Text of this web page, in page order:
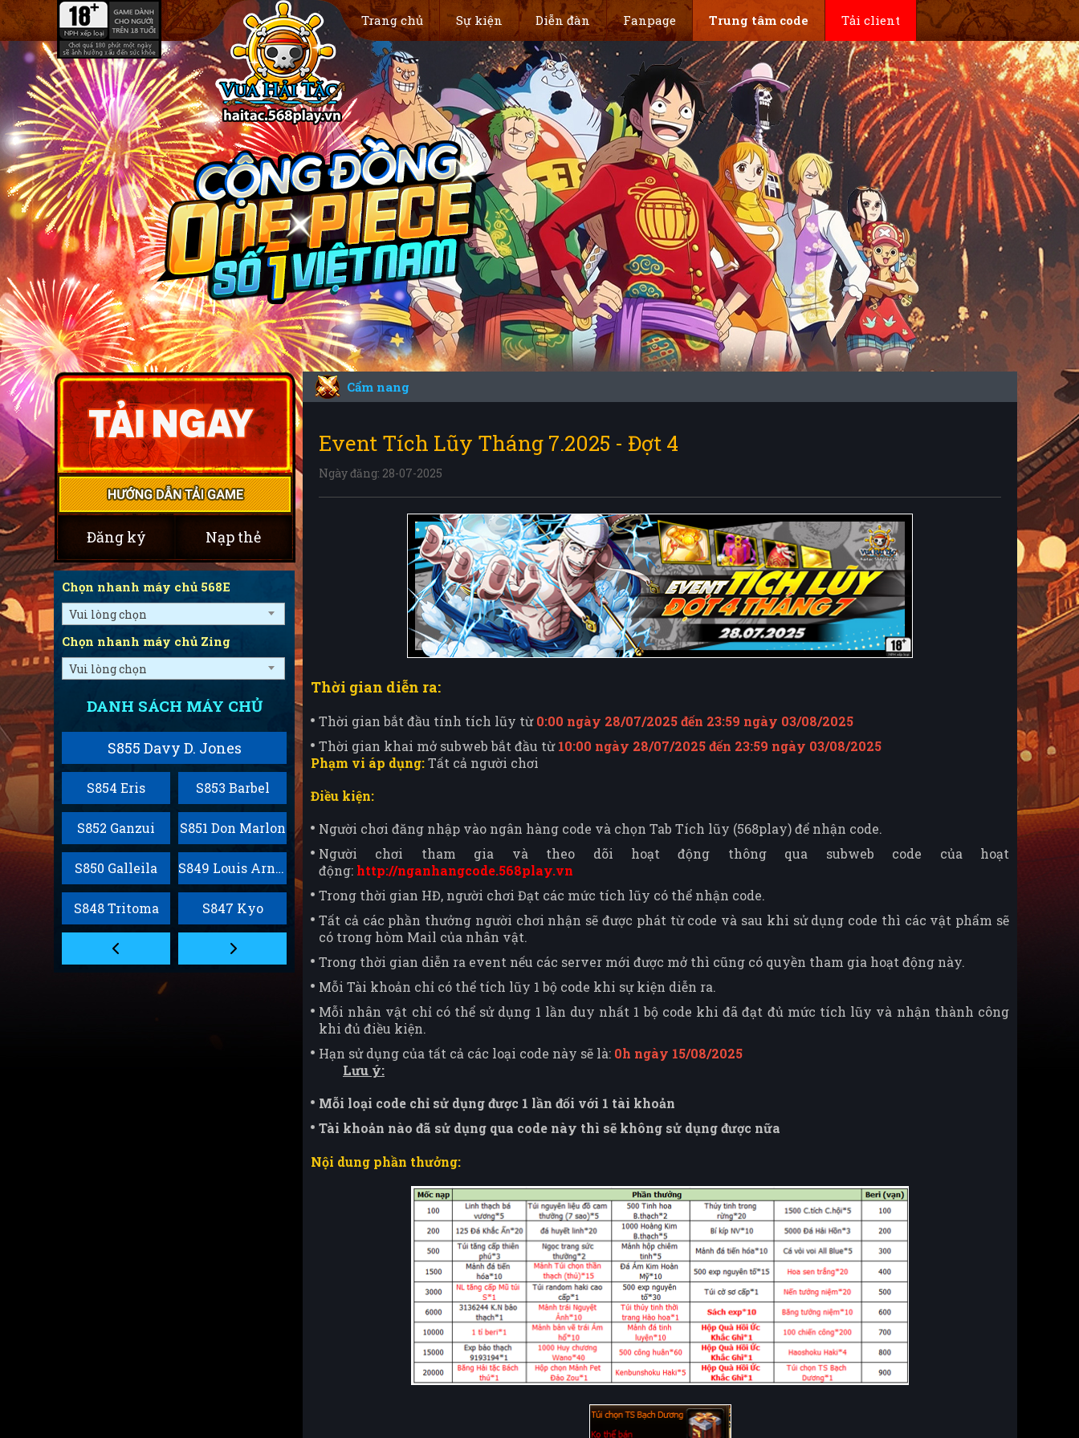
Trang chủ Sự kiện Diễn đàn Fanpage Trung tâm code Tải client
Đăng ký Nạp thẻ
Chọn nhanh máy chủ 568E
Vui lòng chọn
Chọn nhanh máy chủ Zing
Vui lòng chọn
DANH SÁCH MÁY CHỦ
S855 Davy D. Jones
S854 Eris S853 Barbel
S852 Ganzui S851 Don Marlon
S850 Galleila S849 Louis Arnote
S848 Tritoma S847 Kyo
Cẩm nang
Event Tích Lũy Tháng 7.2025 - Đợt 4
Ngày đăng: 28-07-2025
Thời gian diễn ra:
Thời gian bắt đầu tính tích lũy từ0:00 ngày 28/07/2025 đến 23:59 ngày 03/08/2025
Thời gian khai mở subweb bắt đầu từ10:00 ngày 28/07/2025 đến 23:59 ngày 03/08/2025
Phạm vi áp dụng:Tất cả người chơi
Điều kiện:
Người chơi đăng nhập vào ngân hàng code và chọn Tab Tích lũy (568play) để nhận code.
Người chơi tham gia và theo dõi hoạt động thông qua subweb code của hoạt
động: http://nganhangcode.568play.vn
Trong thời gian HĐ, người chơi Đạt các mức tích lũy có thể nhận code.
Tất cả các phần thưởng người chơi nhận sẽ được phát từ code và sau khi sử dụng code thì các vật phẩm sẽ
có trong hòm Mail của nhân vật.
Trong thời gian diễn ra event nếu các server mới được mở thì cũng có quyền tham gia hoạt động này.
Mỗi Tài khoản chỉ có thể tích lũy 1 bộ code khi sự kiện diễn ra.
Mỗi nhân vật chỉ có thể sử dụng 1 lần duy nhất 1 bộ code khi đã đạt đủ mức tích lũy và nhận thành công
khi đủ điều kiện.
Hạn sử dụng của tất cả các loại code này sẽ là: 0h ngày 15/08/2025
Lưu ý:
Mỗi loại code chỉ sử dụng được 1 lần đối với 1 tài khoản
Tài khoản nào đã sử dụng qua code này thì sẽ không sử dụng được nữa
Nội dung phần thưởng: